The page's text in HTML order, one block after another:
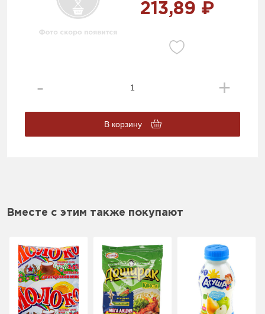
213,89 ₽
В корзину
Вместе с этим также покупают